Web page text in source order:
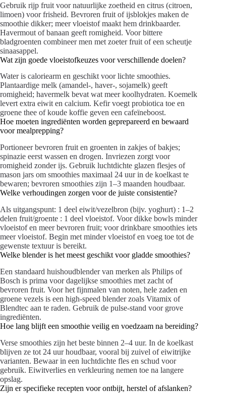
Gebruik rijp fruit voor natuurlijke zoetheid en citrus (citroen,
limoen) voor frisheid. Bevroren fruit of ijsblokjes maken de
smoothie dikker; meer vloeistof maakt hem drinkbaarder.
Havermout of banaan geeft romigheid. Voor bittere
bladgroenten combineer men met zoeter fruit of een scheutje
sinaasappel.
Wat zijn goede vloeistofkeuzes voor verschillende doelen?
Water is caloriearm en geschikt voor lichte smoothies.
Plantaardige melk (amandel-, haver-, sojamelk) geeft
romigheid; havermelk bevat wat meer koolhydraten. Koemelk
levert extra eiwit en calcium. Kefir voegt probiotica toe en
groene thee of koude koffie geven een cafeïneboost.
Hoe moeten ingrediënten worden geprepareerd en bewaard
voor mealprepping?
Portioneer bevroren fruit en groenten in zakjes of bakjes;
spinazie eerst wassen en drogen. Invriezen zorgt voor
romigheid zonder ijs. Gebruik luchtdichte glazen flesjes of
mason jars om smoothies maximaal 24 uur in de koelkast te
bewaren; bevroren smoothies zijn 1–3 maanden houdbaar.
Welke verhoudingen zorgen voor de juiste consistentie?
Als uitgangspunt: 1 deel eiwit/vezelbron (bijv. yoghurt) : 1–2
delen fruit/groente : 1 deel vloeistof. Voor dikke bowls minder
vloeistof en meer bevroren fruit; voor drinkbare smoothies iets
meer vloeistof. Begin met minder vloeistof en voeg toe tot de
gewenste textuur is bereikt.
Welke blender is het meest geschikt voor gladde smoothies?
Een standaard huishoudblender van merken als Philips of
Bosch is prima voor dagelijkse smoothies met zacht of
bevroren fruit. Voor het fijnmalen van noten, hele zaden en
groene vezels is een high-speed blender zoals Vitamix of
Blendtec aan te raden. Gebruik de pulse-stand voor grove
ingrediënten.
Hoe lang blijft een smoothie veilig en voedzaam na bereiding?
Verse smoothies zijn het beste binnen 2–4 uur. In de koelkast
blijven ze tot 24 uur houdbaar, vooral bij zuivel of eiwitrijke
varianten. Bewaar in een luchtdichte fles en schud voor
gebruik. Eiwitverlies en verkleuring nemen toe na langere
opslag.
Zijn er specifieke recepten voor ontbijt, herstel of afslanken?